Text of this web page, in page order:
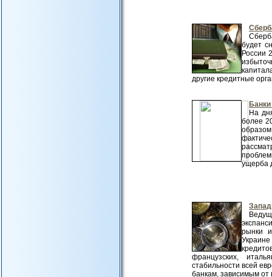
будет
России
другие кредитные
На
более
ущерба
рынки
французских,
стабильности всей
банкам, зависимым от